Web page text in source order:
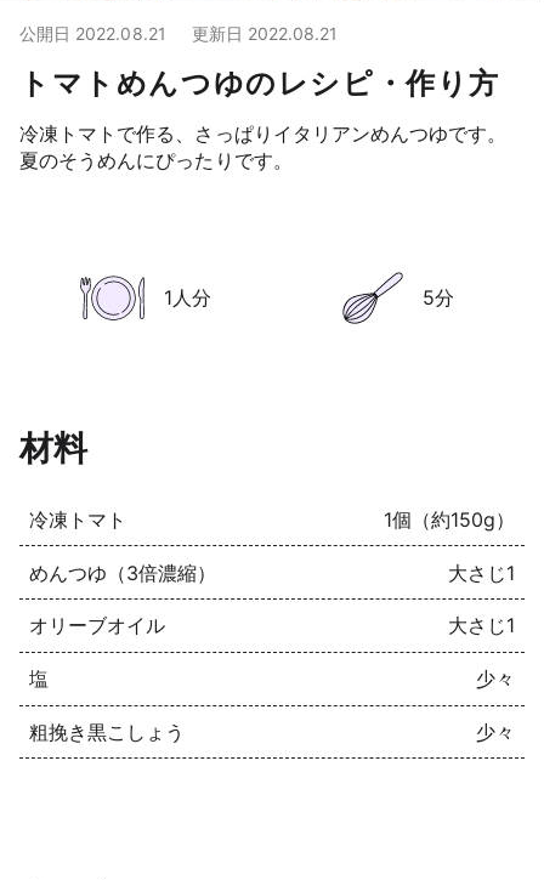
公開日 2022.08.21 更新日 2022.08.21
トマトめんつゆのレシピ・作り方
冷凍トマトで作る、さっぱりイタリアンめんつゆです。
夏のそうめんにぴったりです。
1人分 5分
材料
冷凍トマト 1個（約150g）
めんつゆ（3倍濃縮） 大さじ1
オリーブオイル 大さじ1
塩 少々
粗挽き黒こしょう 少々